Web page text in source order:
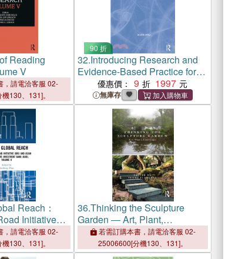
Reading
V
，請電洽客服 02-
130、131]。
90 折
32.Introducing Research and
Evidence-Based Practice for
Nursing and Healthcare
Professionals
優惠價： 9 1997
無庫存
Reach：
Initiative
Infrastructure
(AIIB),
，請電洽客服 02-
130、131]。
36.Thinking the Sculpture
Garden ― Art, Plant,
Landscape
若需訂購本書，請電洽客服 02-
25006600[分機130、131]。